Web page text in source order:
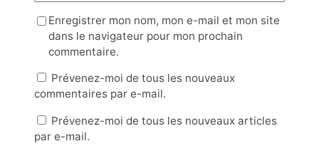
Enregistrer mon nom, mon e-mail et mon site
dans le navigateur pour mon prochain
commentaire.
Prévenez-moi de tous les nouveaux
commentaires par e-mail.
Prévenez-moi de tous les nouveaux articles
par e-mail.